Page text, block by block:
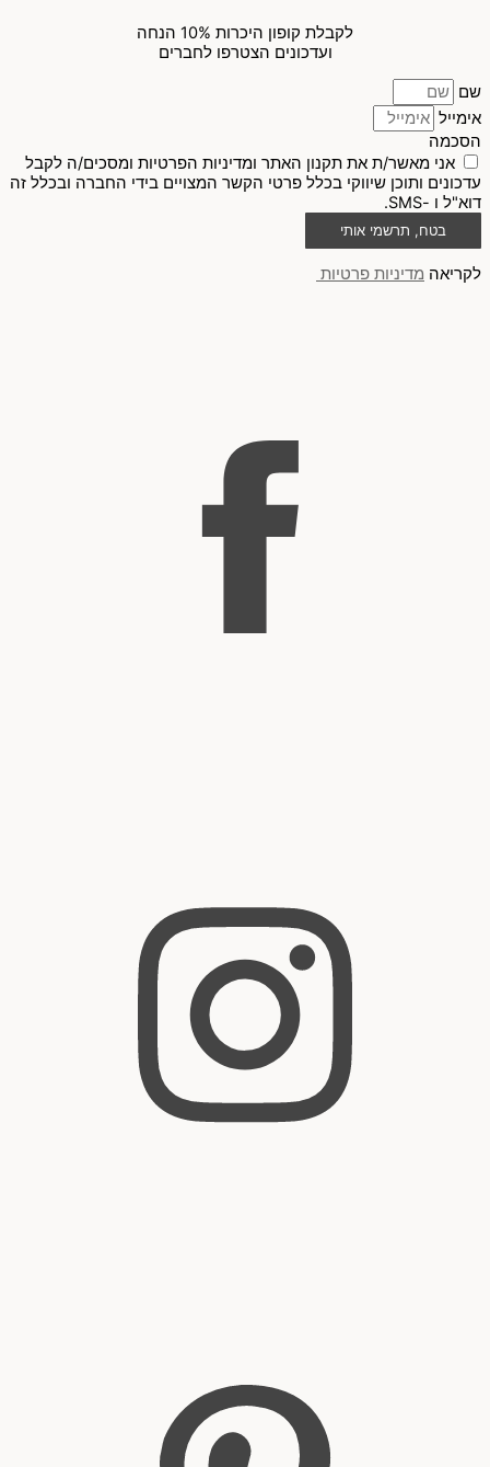
לקבלת קופון היכרות 10% הנחה
ועדכונים הצטרפו לחברים
שם
אימייל
הסכמה
אני מאשר/ת את תקנון האתר ומדיניות הפרטיות ומסכים/ה לקבל
עדכונים ותוכן שיווקי בכלל פרטי הקשר המצויים בידי החברה ובכלל זה
דוא"ל ו -SMS.
בטח, תרשמי אותי
לקריאה מדיניות פרטיות